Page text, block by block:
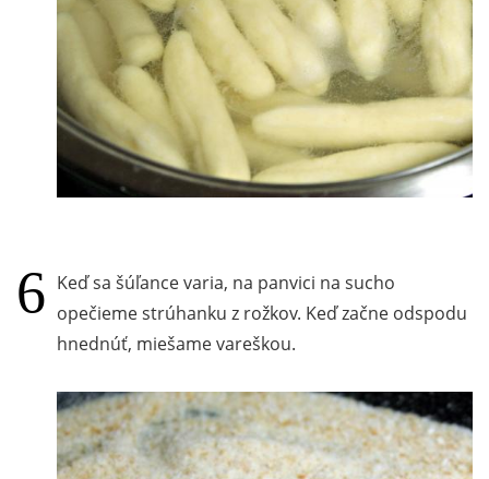
Keď sa šúľance varia, na panvici na sucho
opečieme strúhanku z rožkov. Keď začne odspodu
hnednúť, miešame vareškou.